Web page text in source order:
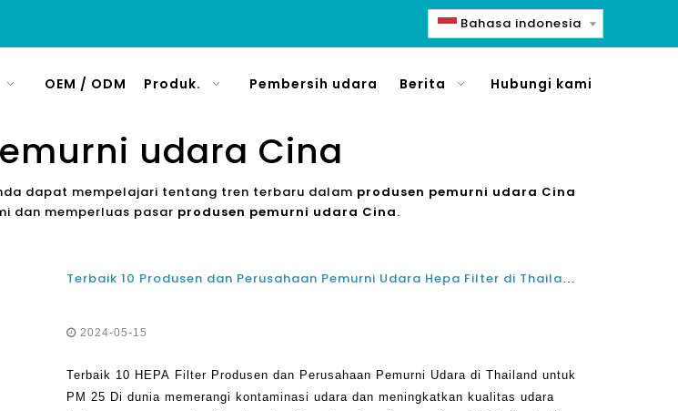
Bahasa indonesia
OEM / ODM Produk. Pembersih udara Berita Hubungi kami
udara Cina
dapat mempelajari tentang tren terbaru dalam produsen pemurni udara Cina
dan memperluas pasar produsen pemurni udara Cina.
Terbaik 10 Produsen dan Perusahaan Pemurni Udara Hepa Filter di Thailand untuk PM 25
2024-05-15
Terbaik 10 HEPA Filter Produsen dan Perusahaan Pemurni Udara di Thailand untuk
PM 25 Di dunia memerangi kontaminasi udara dan meningkatkan kualitas udara